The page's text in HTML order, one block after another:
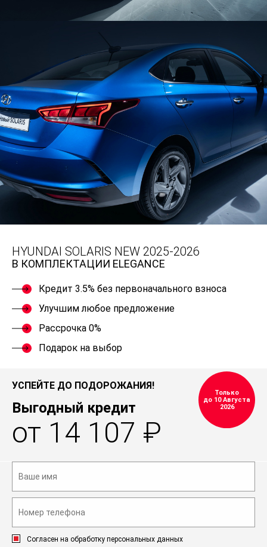
HYUNDAI SOLARIS NEW 2025-2026
В КОМПЛЕКТАЦИИ ELEGANCE
Кредит 3.5% без первоначального взноса
Улучшим любое предложение
Рассрочка 0%
Подарок на выбор
УСПЕЙТЕ ДО ПОДОРОЖАНИЯ!
Выгодный кредит
от 14 107 ₽
Только
до 10 Августа
2026
Согласен на обработку персональных данных